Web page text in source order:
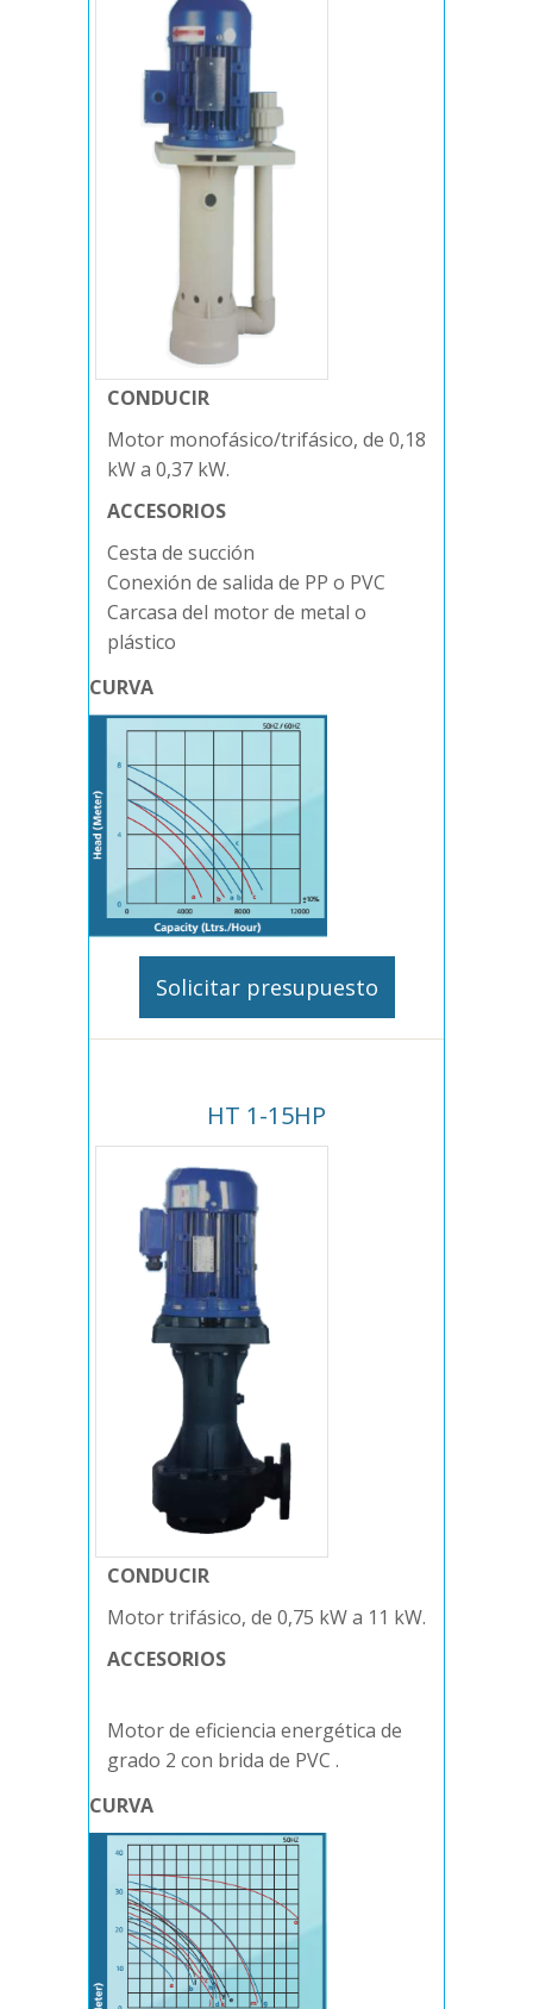
CONDUCIR
Motor monofásico/trifásico, de 0,18
kW a 0,37 kW.
ACCESORIOS
Cesta de succión
Conexión de salida de PP o PVC
Carcasa del motor de metal o
plástico
CURVA
Solicitar presupuesto
HT 1-15HP
CONDUCIR
Motor trifásico, de 0,75 kW a 11 kW.
ACCESORIOS
Motor de eficiencia energética de
grado 2 con brida de PVC .
CURVA